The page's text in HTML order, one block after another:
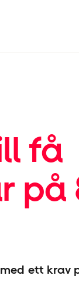
få
på
ett krav